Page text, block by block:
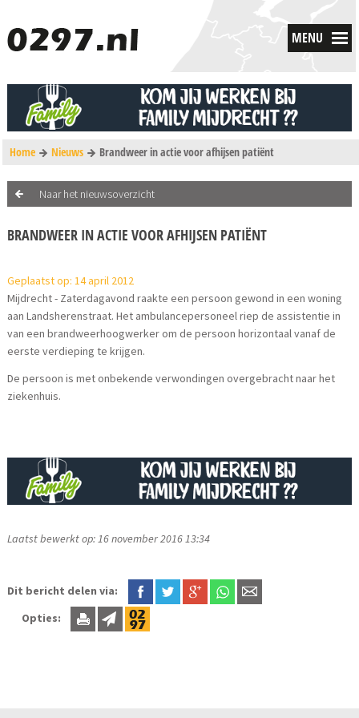
MENU
Home Nieuws Brandweer in actie voor afhijsen patiënt
Naar het nieuwsoverzicht
BRANDWEER IN ACTIE VOOR AFHIJSEN PATIËNT
Geplaatst op: 14 april 2012
Mijdrecht - Zaterdagavond raakte een persoon gewond in een woning
aan Landsherenstraat. Het ambulancepersoneel riep de assistentie in
van een brandweerhoogwerker om de persoon horizontaal vanaf de
eerste verdieping te krijgen.
De persoon is met onbekende verwondingen overgebracht naar het
ziekenhuis.
Laatst bewerkt op: 16 november 2016 13:34
Dit bericht delen via:
Opties: